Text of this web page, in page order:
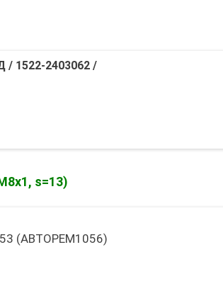
/ 1522-2403062/
s=13)
53 (АВТОРЕМ1056)